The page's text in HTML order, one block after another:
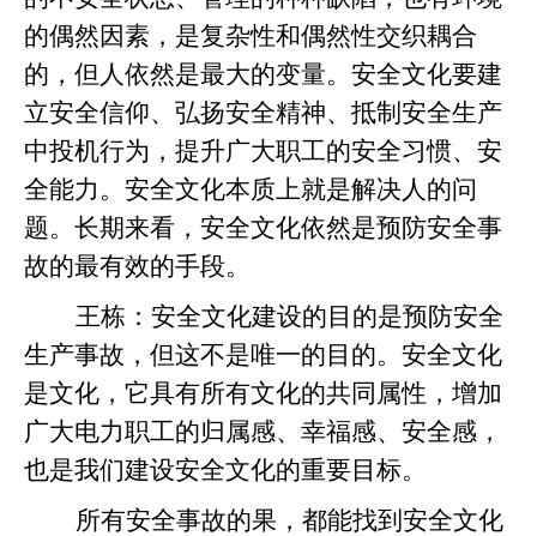
的偶然因素，是复杂性和偶然性交织耦合
的，但人依然是最大的变量。安全文化要建
立安全信仰、弘扬安全精神、抵制安全生产
中投机行为，提升广大职工的安全习惯、安
全能力。安全文化本质上就是解决人的问
题。长期来看，安全文化依然是预防安全事
故的最有效的手段。
王栋： 安全文化建设的目的是预防安全
生产事故，但这不是唯一的目的。安全文化
是文化，它具有所有文化的共同属性，增加
广大电力职工的归属感、幸福感、安全感，
也是我们建设安全文化的重要目标。
所有安全事故的果，都能找到安全文化